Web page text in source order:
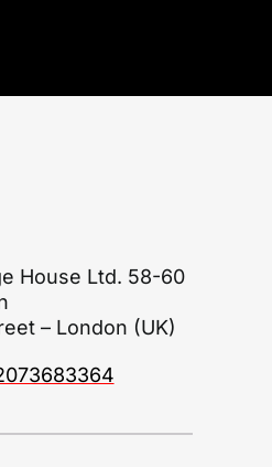
House Ltd. 58-60
– London (UK)